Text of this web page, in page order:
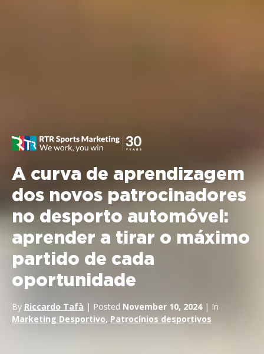
A curva de aprendizagem
dos novos patrocinadores
no desporto automóvel:
aprender a tirar o máximo
partido de cada
oportunidade
By Riccardo Tafà | Posted November 10, 2024| In
Marketing Desportivo, Patrocínios desportivos